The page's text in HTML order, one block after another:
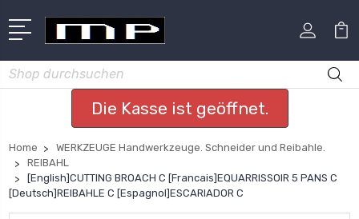
Suchen
Die Kasse ist geöffnet.
Home
WERKZEUGE Handwerkzeuge. Schneider und Reibahle.
REIBAHL
[English]CUTTING BROACH C [Francais]EQUARRISSOIR 5 PANS C
[Deutsch]REIBAHLE C [Espagnol]ESCARIADOR C